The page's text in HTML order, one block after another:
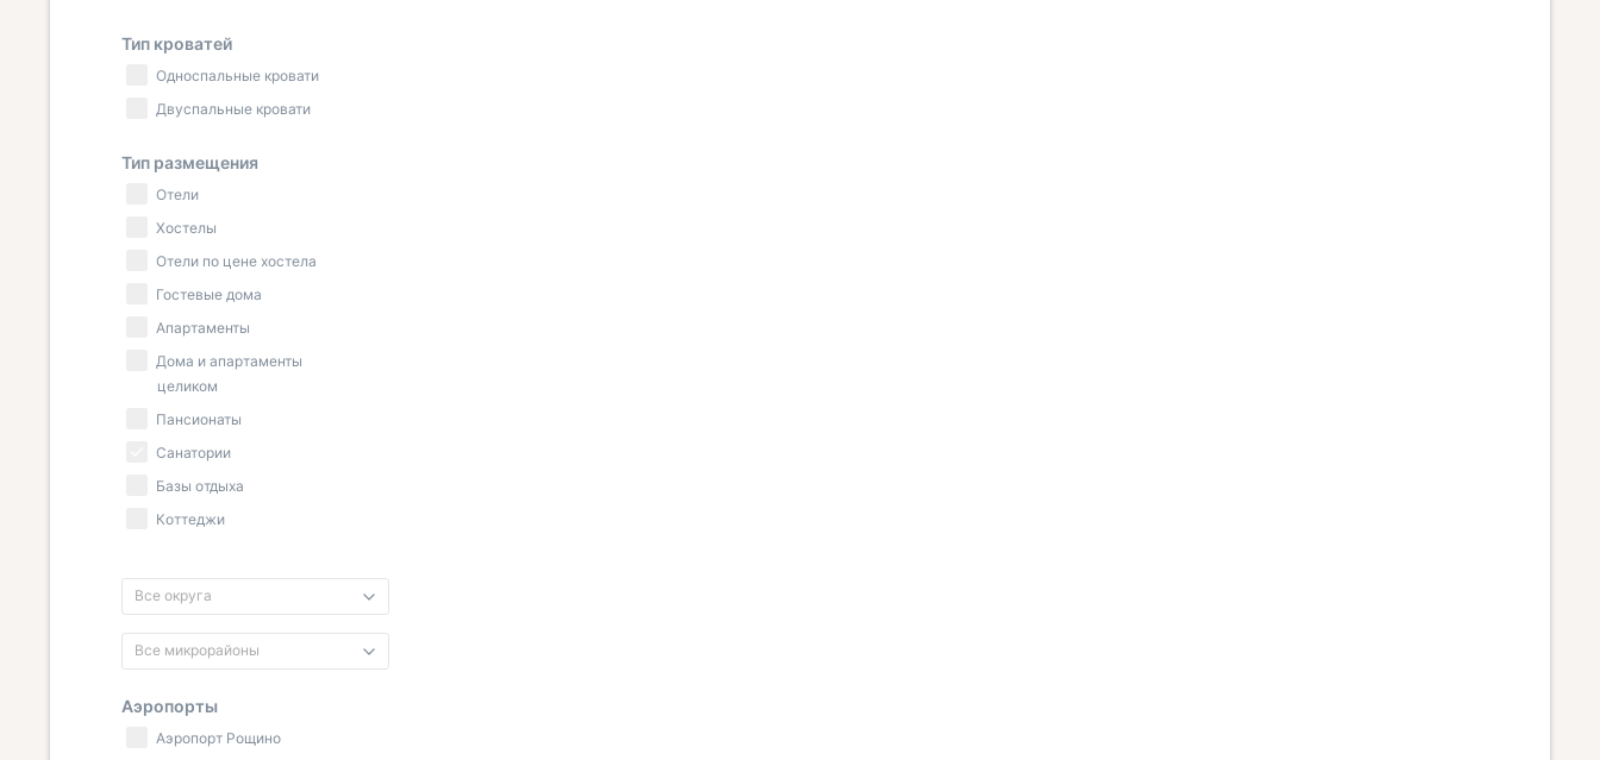
Тип кроватей
Односпальные кровати
Двуспальные кровати
Тип размещения
Отели
Хостелы
Отели по цене хостела
Гостевые дома
Апартаменты
Дома и апартаменты
целиком
Пансионаты
Санатории
Базы отдыха
Коттеджи
Все округа
Все микрорайоны
Аэропорты
Аэропорт Рощино